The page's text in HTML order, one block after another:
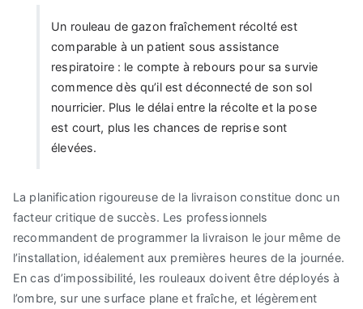
Un rouleau de gazon fraîchement récolté est
comparable à un patient sous assistance
respiratoire : le compte à rebours pour sa survie
commence dès qu’il est déconnecté de son sol
nourricier. Plus le délai entre la récolte et la pose
est court, plus les chances de reprise sont
élevées.
La planification rigoureuse de la livraison constitue donc un
facteur critique de succès. Les professionnels
recommandent de programmer la livraison le jour même de
l’installation, idéalement aux premières heures de la journée.
En cas d’impossibilité, les rouleaux doivent être déployés à
l’ombre, sur une surface plane et fraîche, et légèrement